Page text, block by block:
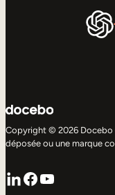
Copyright © 2026 Docebo
déposée ou une marque
LinkedIn
Facebook
YouTube